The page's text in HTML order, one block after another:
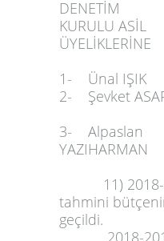
DENETİM
KURULU ASİL
ÜYELİKLERİNE
1- Ünal IŞIK
2- Şevket
3- Alpaslan
YAZIHARMAN
11) 2018-
tahmini
geçildi.
2018-2019